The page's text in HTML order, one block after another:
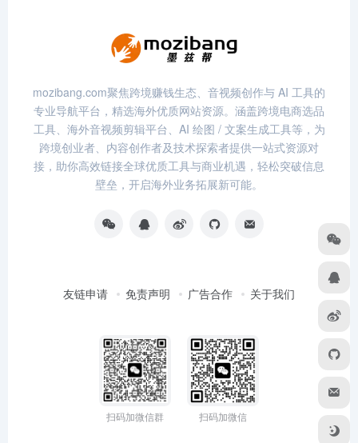
mozibang.com聚焦跨境赚钱生态、音视频创作与 AI 工具的
专业导航平台，精选海外优质网站资源。涵盖跨境电商选品
工具、海外音视频剪辑平台、AI 绘图 / 文案生成工具等，为
跨境创业者、内容创作者及技术探索者提供一站式资源对
接，助你高效链接全球优质工具与商业机遇，轻松突破信息
壁垒，开启海外业务拓展新可能。
友链申请 免责声明 广告合作 关于我们
扫码加微信群 扫码加微信